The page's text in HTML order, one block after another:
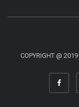
COPYRIGHT @